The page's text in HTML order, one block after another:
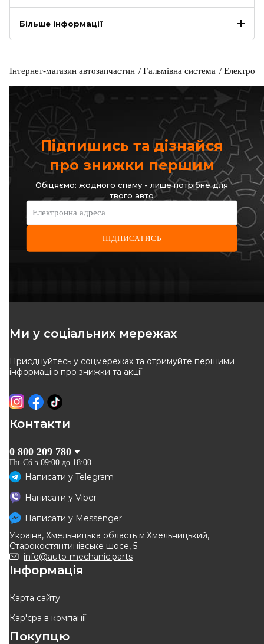
Більше інформації
Інтернет-магазин автозапчастин Гальмівна система
Підпишись та дізнайся
про знижки першим
Обіцяємо: жодного спаму - лише потрібне для
твого авто
Електронна адреса
ПІДПИСАТИСЬ
Ми у соціальних мережах
Приєднуйтесь у соцмережах та отримуйте першими
інформацію про знижки та акції
Контакти
0 800 209 780
Пн-Сб з 09:00 до 18:00
Написати у Telegram
Написати у Viber
Написати у Messenger
Україна, Хмельницька область м.Хмельницький,
Старокостянтинівське шосе, 5
info@auto-mechanic.parts
Інформація
Карта сайту
Кар'єра в компанії
Покупцю